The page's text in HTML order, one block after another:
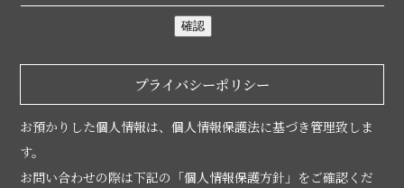
プライバシーポリシー
お預かりした個人情報は、個人情報保護法に基づき管理致しま
す。
お問い合わせの際は下記の「個人情報保護方針」をご確認くだ